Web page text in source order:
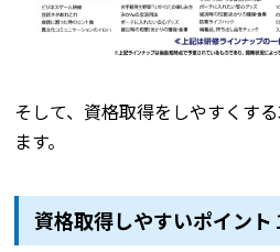
そして、資格取得をしやすくす
ます。
資格取得しやすいポイント